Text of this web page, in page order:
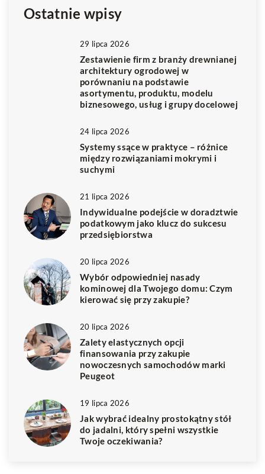
Ostatnie wpisy
29 lipca 2026
Zestawienie firm z branży drewnianej
architektury ogrodowej w
porównaniu na podstawie
asortymentu, produktu, modelu
biznesowego, usług i grupy docelowej
24 lipca 2026
Systemy ssące w praktyce – różnice
między rozwiązaniami mokrymi i
suchymi
21 lipca 2026
Indywidualne podejście w doradztwie
podatkowym jako klucz do sukcesu
przedsiębiorstwa
20 lipca 2026
Wybór odpowiedniej nasady
kominowej dla Twojego domu: Czym
kierować się przy zakupie?
20 lipca 2026
Zalety elastycznych opcji
finansowania przy zakupie
nowoczesnych samochodów marki
Peugeot
19 lipca 2026
Jak wybrać idealny prostokątny stół
do jadalni, który spełni wszystkie
Twoje oczekiwania?